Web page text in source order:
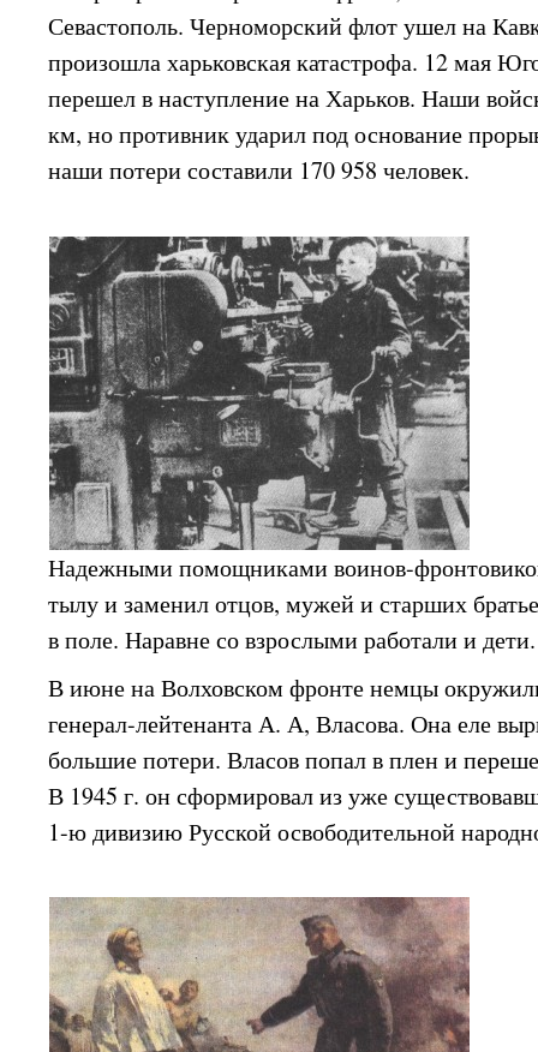
Севастополь. Черноморский флот ушел на
произошла харьковская катастрофа. 12 мая
перешел в наступление на Харьков. Наши
км, но противник ударил под основание
наши потери составили 170 958 человек.
Надежными помощниками воинов-
тылу и заменил отцов, мужей и старших
в поле. Наравне со взрослыми работали и дети.
В июне на Волховском фронте немцы
генерал-лейтенанта А. А, Власова. Она еле
большие потери. Власов попал в плен и
В 1945 г. он сформировал из уже
1-ю дивизию Русской освободительной